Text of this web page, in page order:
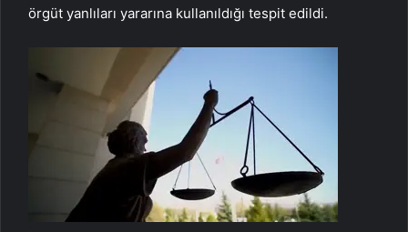
örgüt yanlıları yararına kullanıldığı tespit edildi.